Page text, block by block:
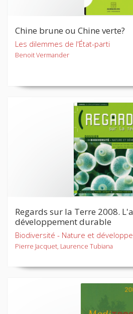
Chine brune ou Chine verte?
Les dilemmes de l'État-parti
Benoit Vermander
Regards sur la Terre 2008.
développement durable
Biodiversité - Nature et
Pierre Jacquet, Laurence Tubiana